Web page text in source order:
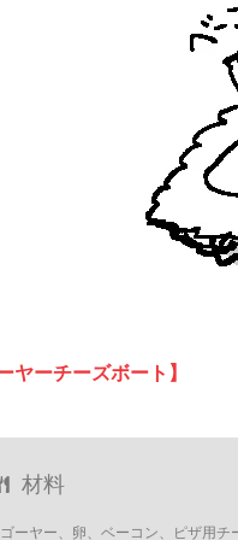
ヤーチーズボート】
材料
ゴーヤー、卵、ベーコン、ピザ用